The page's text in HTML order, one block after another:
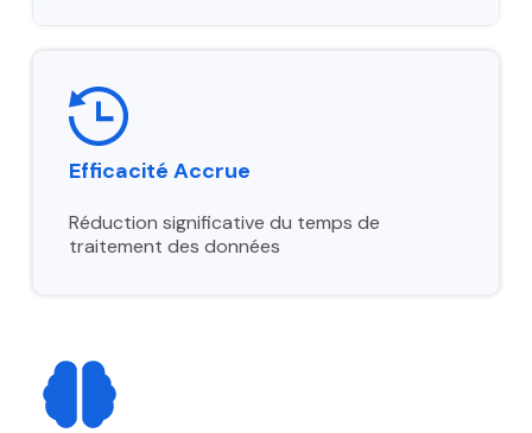
Efficacité Accrue
Réduction significative du temps de
traitement des données